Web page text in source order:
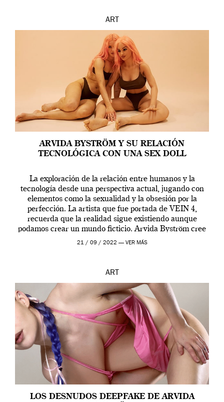
ART
ARVIDA BYSTRÖM Y SU RELACIÓN
TECNOLÓGICA CON UNA SEX DOLL
La exploración de la relación entre humanos y la
tecnología desde una perspectiva actual, jugando con
elementos como la sexualidad y la obsesión por la
perfección. La artista que fue portada de VEIN 4,
recuerda que la realidad sigue existiendo aunque
podamos crear un mundo ficticio. Arvida Byström cree
que los humanos tienen un complejo […]
21 / 09 / 2022 — VER MÁS
ART
LOS DESNUDOS DEEPFAKE DE ARVIDA